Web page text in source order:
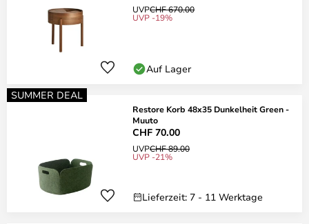
UVPCHF 670.00
UVP -19%
Auf Lager
SUMMER DEAL
Restore Korb 48x35 Dunkelheit Green -
Muuto
CHF 70.00
UVPCHF 89.00
UVP -21%
Lieferzeit: 7 - 11 Werktage